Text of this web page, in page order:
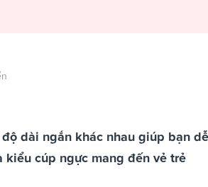
dài ngắn khác nhau giúp bạn dễ
kiểu cúp ngực mang đến vẻ trẻ